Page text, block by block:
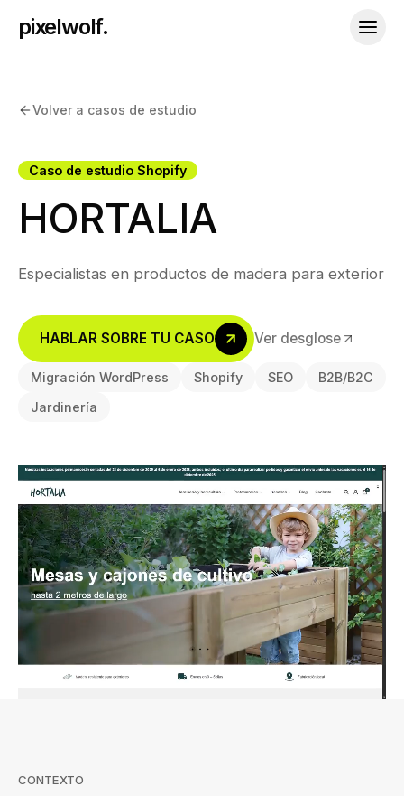
pixelwolf.
Volver a casos de estudio
Caso de estudio Shopify
HORTALIA
Especialistas en productos de madera para exterior
HABLAR SOBRE TU CASO Ver desglose
Migración WordPress Shopify SEO
B2B/B2C
Jardinería
CONTEXTO